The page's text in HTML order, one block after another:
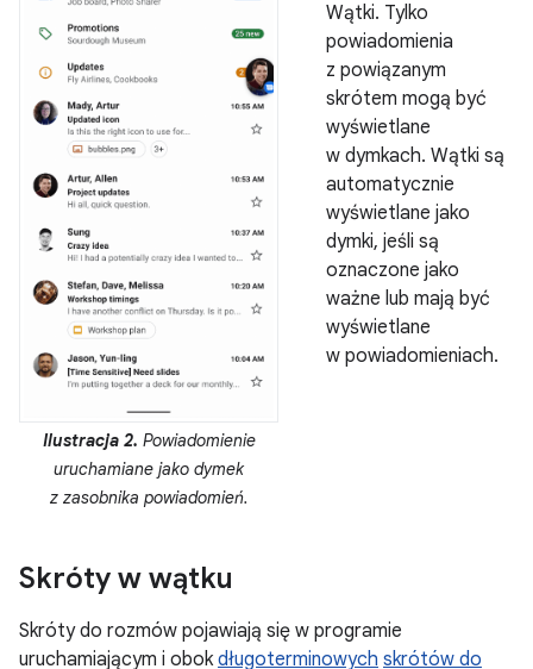
Ilustracja 2. Powiadomienie
uruchamiane jako dymek
z zasobnika powiadomień.
Wątki. Tylko
powiadomienia
z powiązanym
skrótem mogą być
wyświetlane
w dymkach. Wątki są
automatycznie
wyświetlane jako
dymki, jeśli są
oznaczone jako
ważne lub mają być
wyświetlane
w powiadomieniach.
Skróty w wątku
Skróty do rozmów pojawiają się w programie
uruchamiającym i obok długoterminowych skrótów do